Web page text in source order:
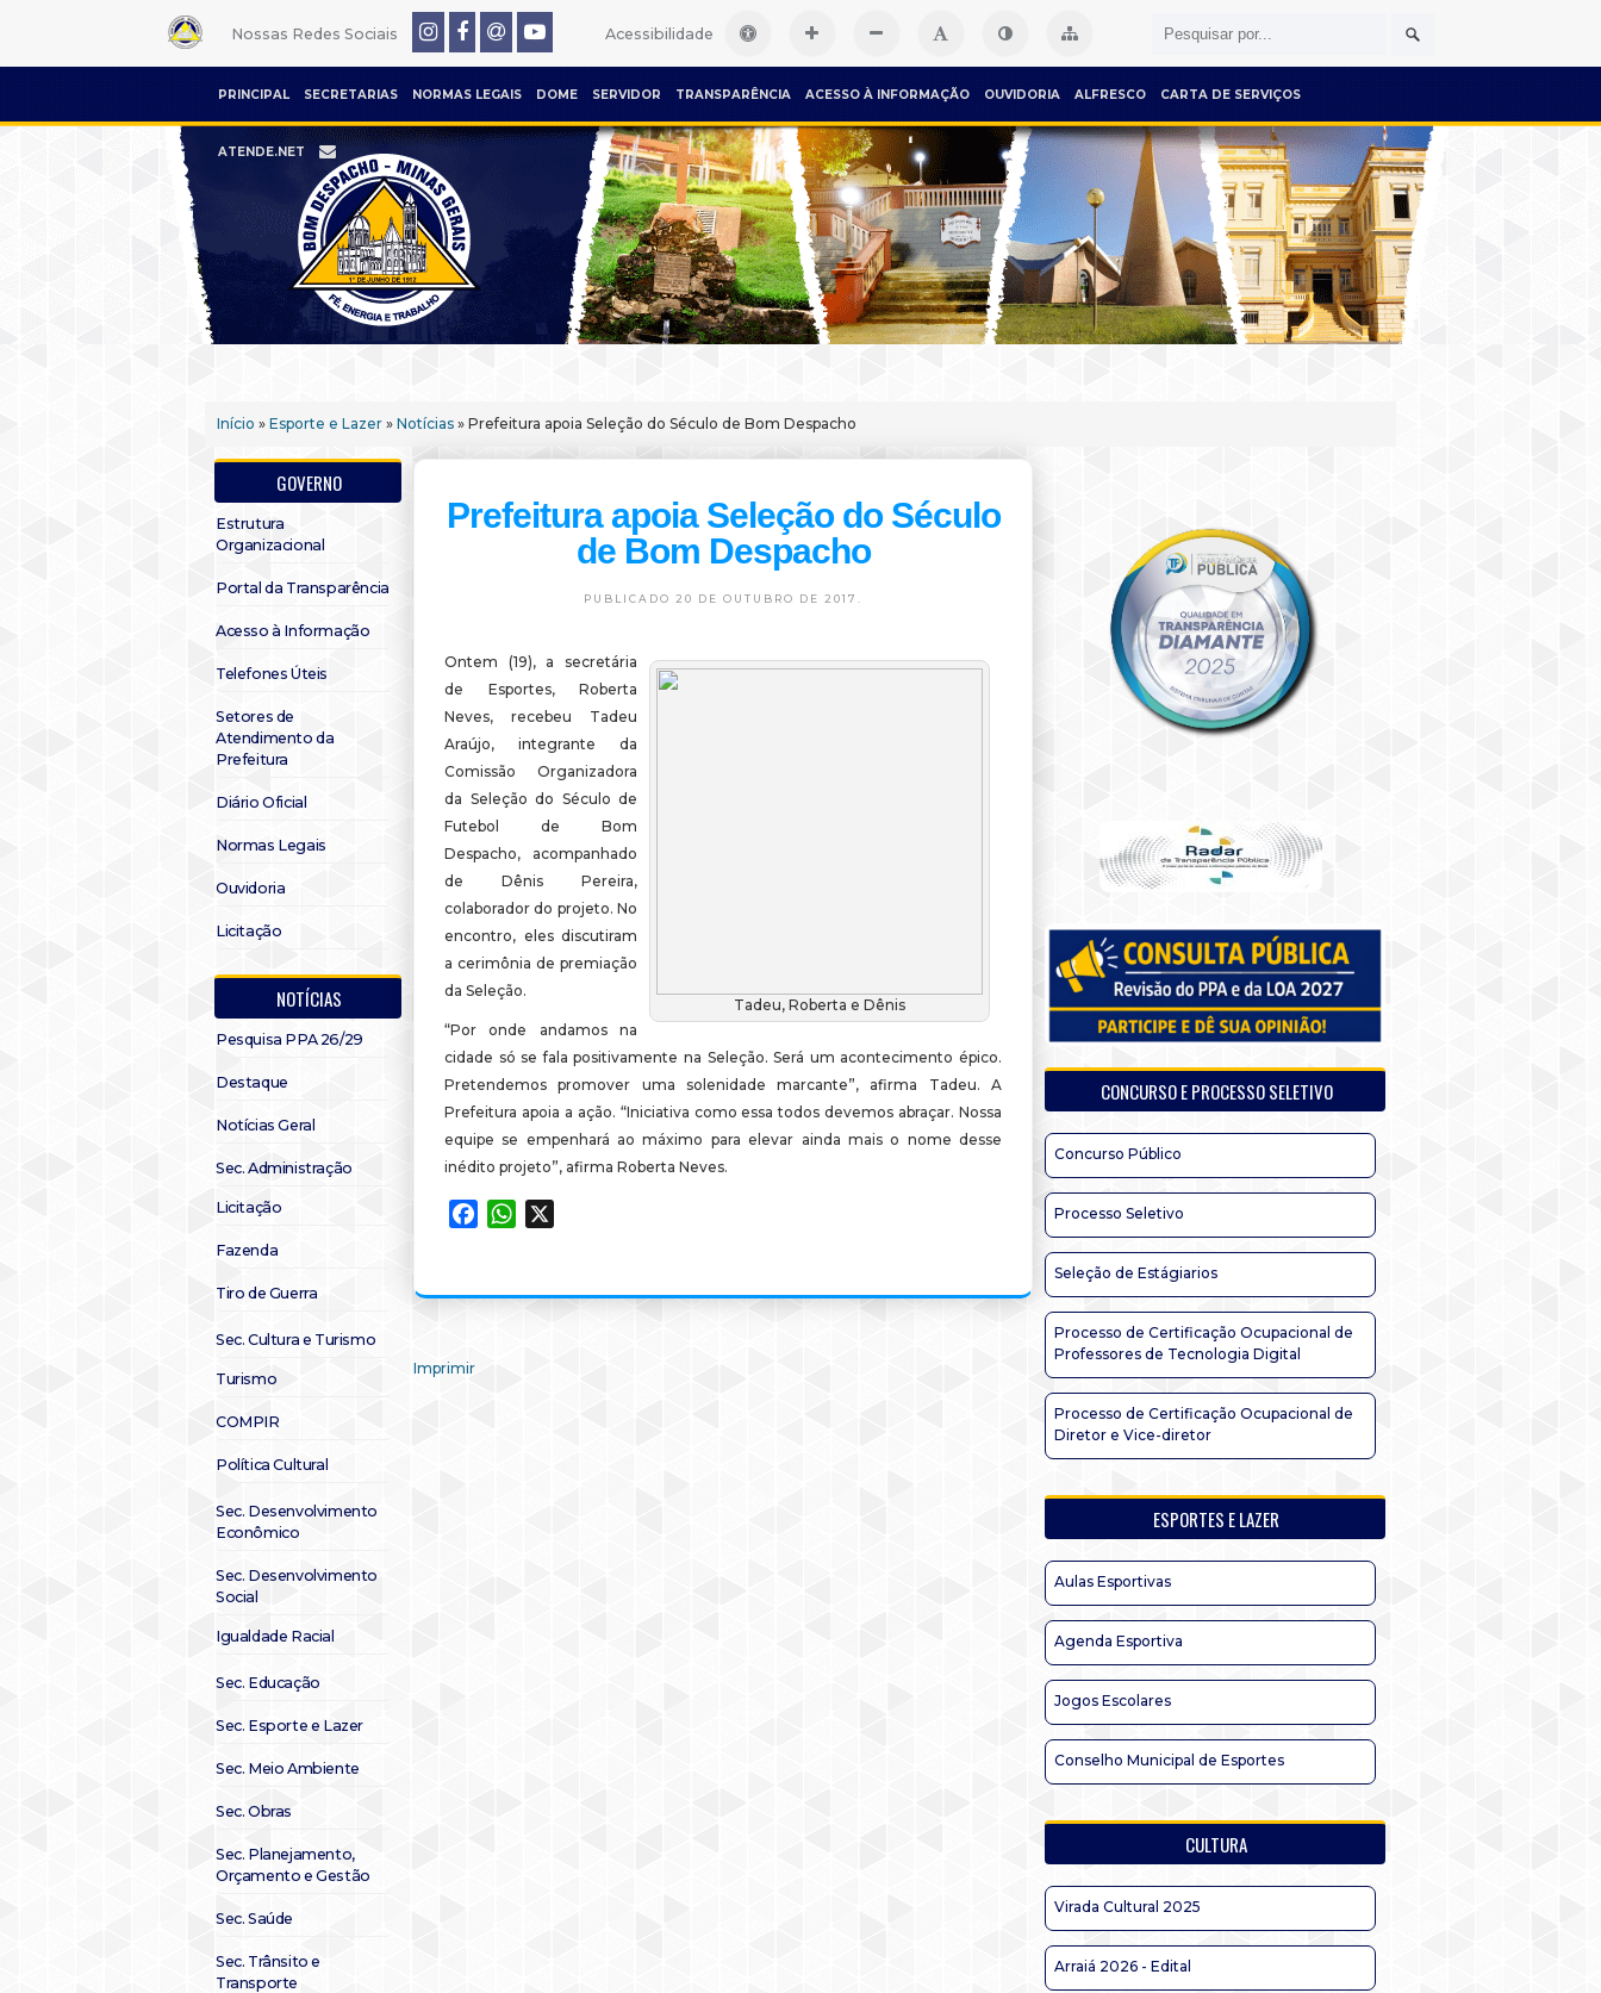
Nossas Redes Sociais Acessibilidade
PRINCIPAL SECRETARIAS NORMAS LEGAIS DOME SERVIDOR TRANSPARÊNCIA ACESSO À INFORMAÇÃO OUVIDORIA ALFRESCO CARTA DE SERVIÇOS
ATENDE.NET
Início » Esporte e Lazer » Notícias » Prefeitura apoia Seleção do Século de Bom Despacho
GOVERNO
Estrutura
Organizacional
Portal da Transparência
Acesso à Informação
Telefones Úteis
Setores de
Atendimento da
Prefeitura
Diário Oficial
Normas Legais
Ouvidoria
Licitação
NOTÍCIAS
Pesquisa PPA 26/29
Destaque
Notícias Geral
Sec. Administração
Licitação
Fazenda
Tiro de Guerra
Sec. Cultura e Turismo
Turismo
COMPIR
Política Cultural
Sec. Desenvolvimento
Econômico
Sec. Desenvolvimento
Social
Igualdade Racial
Sec. Educação
Sec. Esporte e Lazer
Sec. Meio Ambiente
Sec. Obras
Sec. Planejamento,
Orçamento e Gestão
Sec. Saúde
Sec. Trânsito e
Transporte
Prefeitura apoia Seleção do Século
de Bom Despacho
PUBLICADO 20 DE OUTUBRO DE 2017.
Tadeu, Roberta e Dênis
Ontem (19), a secretária
de Esportes, Roberta
Neves, recebeu Tadeu
Araújo, integrante da
Comissão Organizadora
da Seleção do Século de
Futebol de Bom
Despacho, acompanhado
de Dênis Pereira,
colaborador do projeto. No
encontro, eles discutiram
a cerimônia de premiação
da Seleção.
“Por onde andamos na
cidade só se fala positivamente na Seleção. Será um acontecimento épico.
Pretendemos promover uma solenidade marcante”, afirma Tadeu. A
Prefeitura apoia a ação. “Iniciativa como essa todos devemos abraçar. Nossa
equipe se empenhará ao máximo para elevar ainda mais o nome desse
inédito projeto”, afirma Roberta Neves.
FacebookWhatsApp
Imprimir
CONCURSO E PROCESSO SELETIVO
Concurso Público
Processo Seletivo
Seleção de Estágiarios
Processo de Certificação Ocupacional de
Professores de Tecnologia Digital
Processo de Certificação Ocupacional de
Diretor e Vice-diretor
ESPORTES E LAZER
Aulas Esportivas
Agenda Esportiva
Jogos Escolares
Conselho Municipal de Esportes
CULTURA
Virada Cultural 2025
Arraiá 2026 - Edital